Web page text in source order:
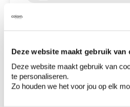
Deze website maakt gebruik van
Deze website maakt gebruik van
te personaliseren.
Zo houden we het voor jou op elk
Prix total